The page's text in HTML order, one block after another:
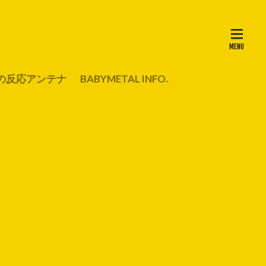
反応アンテナ BABYMETAL INFO.